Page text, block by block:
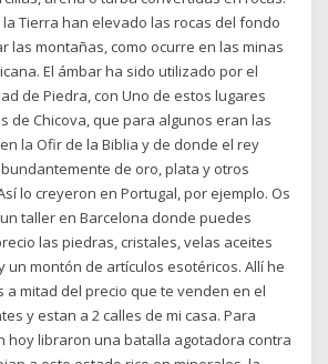
Tierra han elevado las rocas del fondo
las montañas, como ocurre en las minas
El ámbar ha sido utilizado por el
de Piedra, con Uno de estos lugares
de Chicova, que para algunos eran las
la Ofir de la Biblia y de donde el rey
de oro, plata y otros
lo creyeron en Portugal, por ejemplo. Os
taller en Barcelona donde puedes
las piedras, cristales, velas aceites
un montón de artículos esotéricos. Allí he
a mitad del precio que te venden en el
y estan a 2 calles de mi casa. Para
hoy libraron una batalla agotadora contra